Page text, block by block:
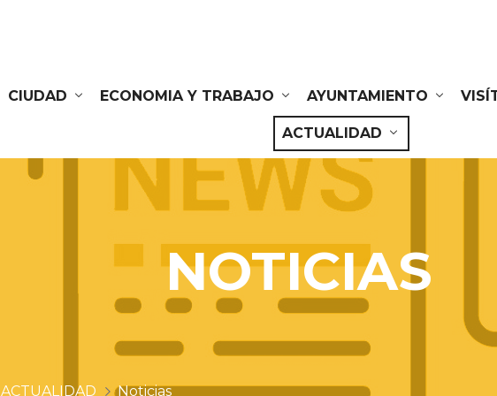
CIUDAD
ECONOMIA Y TRABAJO AYUNTAMIENTO
ACTUALIDAD
NOTICIAS
ACTUALIDAD Noticias